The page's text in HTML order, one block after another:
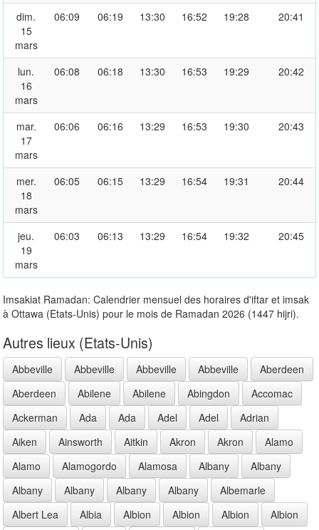
dim.
15
mars
06:09 06:19 13:30 16:52 19:28 20:41
lun.
16
mars
06:08 06:18 13:30 16:53 19:29 20:42
mar.
17
mars
06:06 06:16 13:29 16:53 19:30 20:43
mer.
18
mars
06:05 06:15 13:29 16:54 19:31 20:44
jeu.
19
mars
06:03 06:13 13:29 16:54 19:32 20:45
Imsakiat Ramadan: Calendrier mensuel des horaires d'iftar et imsak
à Ottawa (Etats-Unis) pour le mois de Ramadan 2026 (1447 hijri).
Autres lieux (Etats-Unis)
Abbeville Abbeville Abbeville Abbeville
Aberdeen
Aberdeen
Abilene Abilene Abingdon
Accomac
Ackerman
Ada Ada Adel Adel
Adrian
Aiken
Ainsworth Aitkin Akron Akron
Alamo
Alamo
Alamogordo Alamosa Albany
Albany
Albany
Albany Albany Albany
Albemarle
Albert Lea
Albia Albion Albion Albion
Albion